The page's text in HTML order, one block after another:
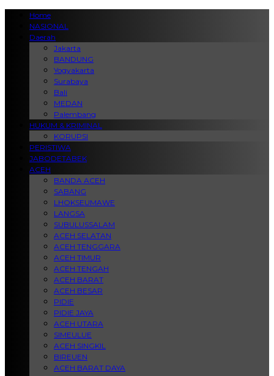
Home
NASIONAL
Daerah
Jakarta
BANDUNG
Yogyakarta
Surabaya
Bali
MEDAN
Palembang
HUKUM & KRIMINAL
KORUPSI
PERISTIWA
JABODETABEK
ACEH
BANDA ACEH
SABANG
LHOKSEUMAWE
LANGSA
SUBULUSSALAM
ACEH SELATAN
ACEH TENGGARA
ACEH TIMUR
ACEH TENGAH
ACEH BARAT
ACEH BESAR
PIDIE
PIDIE JAYA
ACEH UTARA
SIMEULUE
ACEH SINGKIL
BIREUEN
ACEH BARAT DAYA